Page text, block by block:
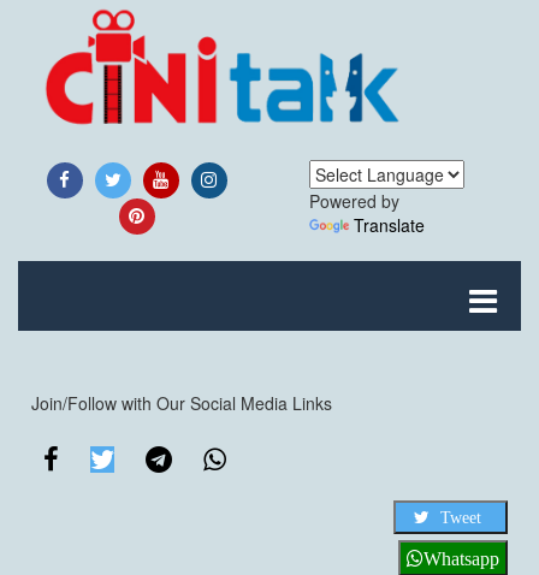
Powered by
Translate
Join/Follow with Our Social Media Links
Tweet
Whatsapp